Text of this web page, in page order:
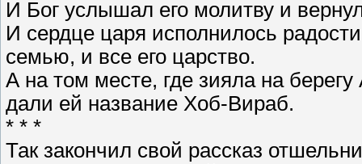
И Бог услышал его молитву и
И сердце царя исполнилось
семью, и все его царство.
А на том месте, где зияла на
дали ей название Хоб-Вираб.
* * *
Так закончил свой рассказ